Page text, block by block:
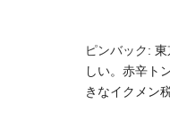
ピンバック: 東
しい。赤辛ト
きなイクメン